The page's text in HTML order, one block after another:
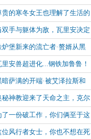
解释，什么叫“保护性监禁”？
贵的寒冬女王也理解了生活的
与其被动黄袍加身，不如主动
双手与躯体为敌，瓦里安决定
赢要打脚
炉堡新来的流亡者·赘婿从黑
里安兽超进化...钢铁加鲁鲁！
暗萨满的开端·被艾泽拉斯和
同时肘击的元素叛军太有福气
秘神教迎来了天命之主，克尔
经历黑袍加身
了一份破工作，你们俩至于这
吗？
位风行者女士，你也不想在死